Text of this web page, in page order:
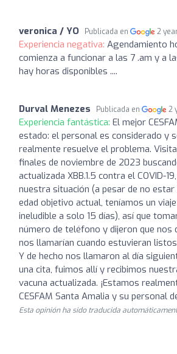
veronica / YO Publicada en 2
Experiencia negativa: Agendamiento
comienza a funcionar a las 7 .am y a
hay horas disponibles ....
Durval Menezes Publicada en 2
Experiencia fantástica: El mejor
estado: el personal es considerado y
realmente resuelve el problema.
finales de noviembre de 2023
actualizada XBB.1.5 contra el COVID-
nuestra situación (a pesar de no
edad objetivo actual, teníamos un
ineludible a solo 15 días), así que
número de teléfono y dijeron que nos
nos llamarían cuando estuvieran
Y de hecho nos llamaron al día
una cita, fuimos allí y recibimos
vacuna actualizada. ¡Estamos
CESFAM Santa Amalia y su personal
Esta opinión ha sido traducida